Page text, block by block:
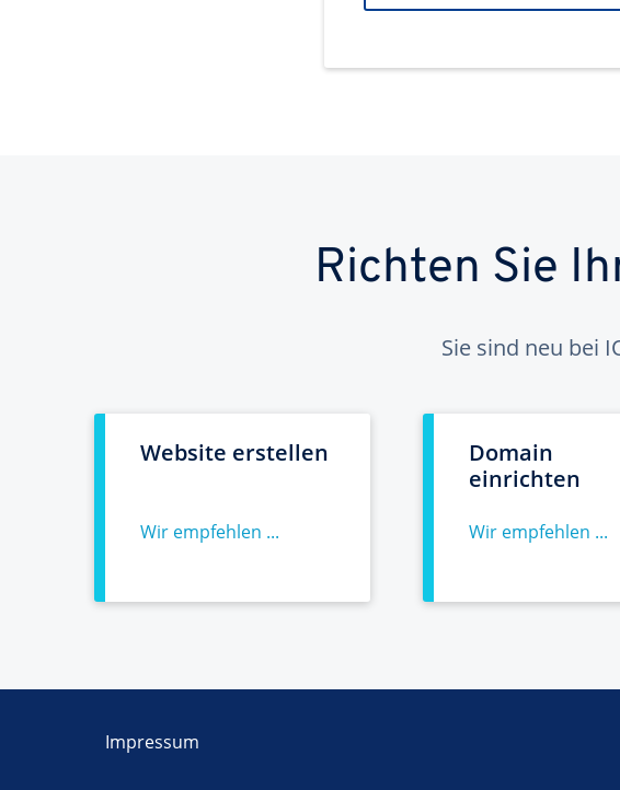
Richten Sie
Sie sind neu bei
Website erstellen
Wir empfehlen ...
Domain
einrichten
Wir empfehlen ...
Impressum